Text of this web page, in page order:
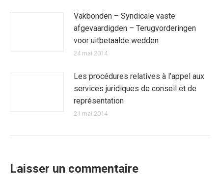
Vakbonden – Syndicale vaste
afgevaardigden – Terugvorderingen
voor uitbetaalde wedden
24 mai 2014
Les procédures relatives à l’appel aux
services juridiques de conseil et de
représentation
21 mai 2014
Laisser un commentaire